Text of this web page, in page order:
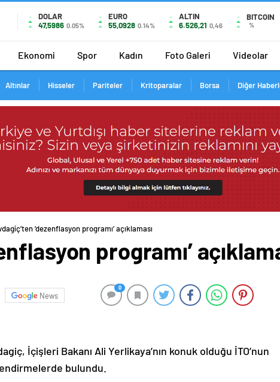
DOLAR
47,5986 0.05%
EURO
55,0928 0.14%
ALTIN
6.526,21 0,46
BITCOIN
%
Ekonomi Spor Kadın Foto Galeri Videolar
Altınlar Hisseler Pariteler Kritoparalar Borsa Diğer
‘dezenflasyon programı’ açıklaması
programı’
News
0
İçişleri Bakanı Ali Yerlikaya’nın konuk olduğu İTO’nun
bulundu.